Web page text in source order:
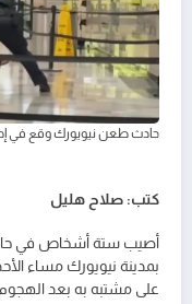
حادث طعن نيويورك وقع في
كتب: صلاح هليل
أصيب ستة أشخاص في
بمدينة نيويورك مساء
على مشتبه به بعد الهجوم.